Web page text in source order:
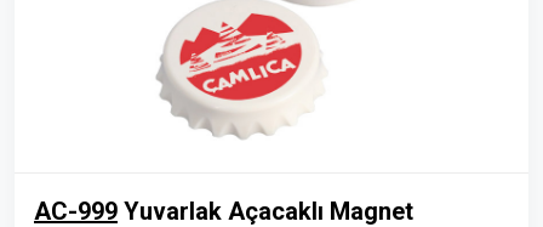
AC-999 Yuvarlak Açacaklı Magnet